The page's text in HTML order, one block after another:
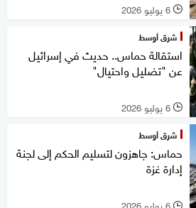
l 6 يوليو 2026
شرق أوسط
استقالة حماس.. حديث في إسرائيل
عن "تضليل واحتيال"
l 6 يوليو 2026
شرق أوسط
حماس: جاهزون لتسليم الحكم إلى لجنة
إدارة غزة
l